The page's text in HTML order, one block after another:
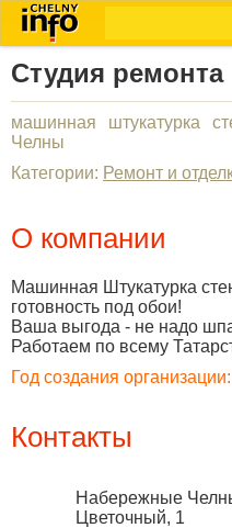
Студия ремонта
машинная штукатурка
Челны
Категории: Ремонт и
О компании
Машинная Штукатурка
готовность под обои!
Ваша выгода - не надо
Работаем по всему
Год создания организации:
Контакты
Набережные
Цветочный, 1